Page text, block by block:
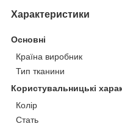
Характеристики
Основні
Країна виробник
Тип тканини
Користувальницькі
Колір
Стать